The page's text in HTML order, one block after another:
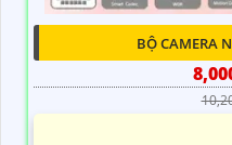
BỘ CAMERA